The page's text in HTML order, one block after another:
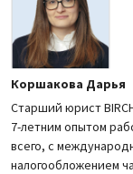
Коршакова Дарья
Старший юрист
7-летним опытом
всего, с
налогообложением